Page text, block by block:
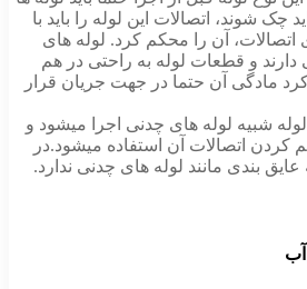
شوند، اتصالات این لوله را باید با
آن را محکم کرد. لوله های
و قطعات لوله به راحتی در هم
مادگی آن حتما در جهت جریان قرار
شبیه لوله های چدنی اجرا میشود و
کردن اتصالات آن استفاده میشود.در
بندی مانند لوله های چدنی ندارد.